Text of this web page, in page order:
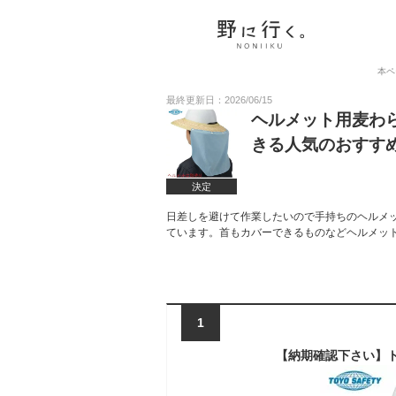
本
最終更新日：2026/06/15
決定
ヘルメット用麦わ
きる人気のおすす
日差しを避けて作業したいので手持ちのヘル
ています。首もカバーできるものなどヘルメ
1